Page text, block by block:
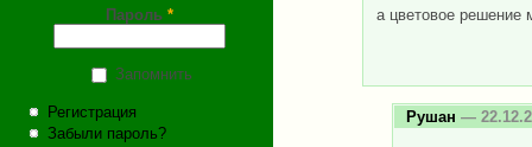
Пароль *
Запомнить
Регистрация
Забыли пароль?
а цветовое решение
Рушан —